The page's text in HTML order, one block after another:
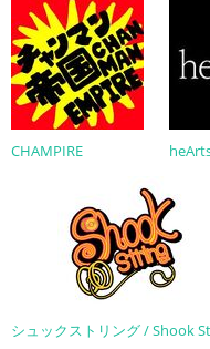
CHAMPIRE
シュックストリング / Shook